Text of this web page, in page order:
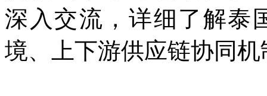
深入交流，详细了解泰
境、上下游供应链协同